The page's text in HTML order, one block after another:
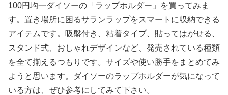
100円均一ダイソーの「ラップホルダー」を買ってみま
す。置き場所に困るサランラップをスマートに収納できる
アイテムです。吸盤付き、粘着タイプ、貼ってはがせる、
スタンド式、おしゃれデザインなど、発売されている種類
を全て揃えるつもりです。サイズや使い勝手をまとめてみ
ようと思います。ダイソーのラップホルダーが気になって
いる方は、ぜひ参考にしてみて下さい。